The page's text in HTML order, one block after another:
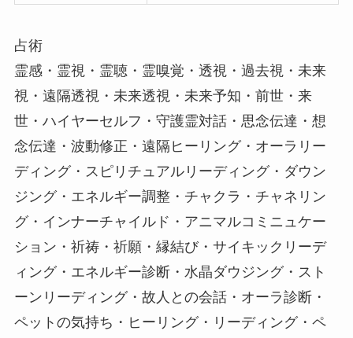
占術
霊感・霊視・霊聴・霊嗅覚・透視・過去視・未来
視・遠隔透視・未来透視・未来予知・前世・来
世・ハイヤーセルフ・守護霊対話・思念伝達・想
念伝達・波動修正・遠隔ヒーリング・オーラリー
ディング・スピリチュアルリーディング・ダウン
ジング・エネルギー調整・チャクラ・チャネリン
グ・インナーチャイルド・アニマルコミニュケー
ション・祈祷・祈願・縁結び・サイキックリーデ
ィング・エネルギー診断・水晶ダウジング・スト
ーンリーディング・故人との会話・オーラ診断・
ペットの気持ち・ヒーリング・リーディング・ペ